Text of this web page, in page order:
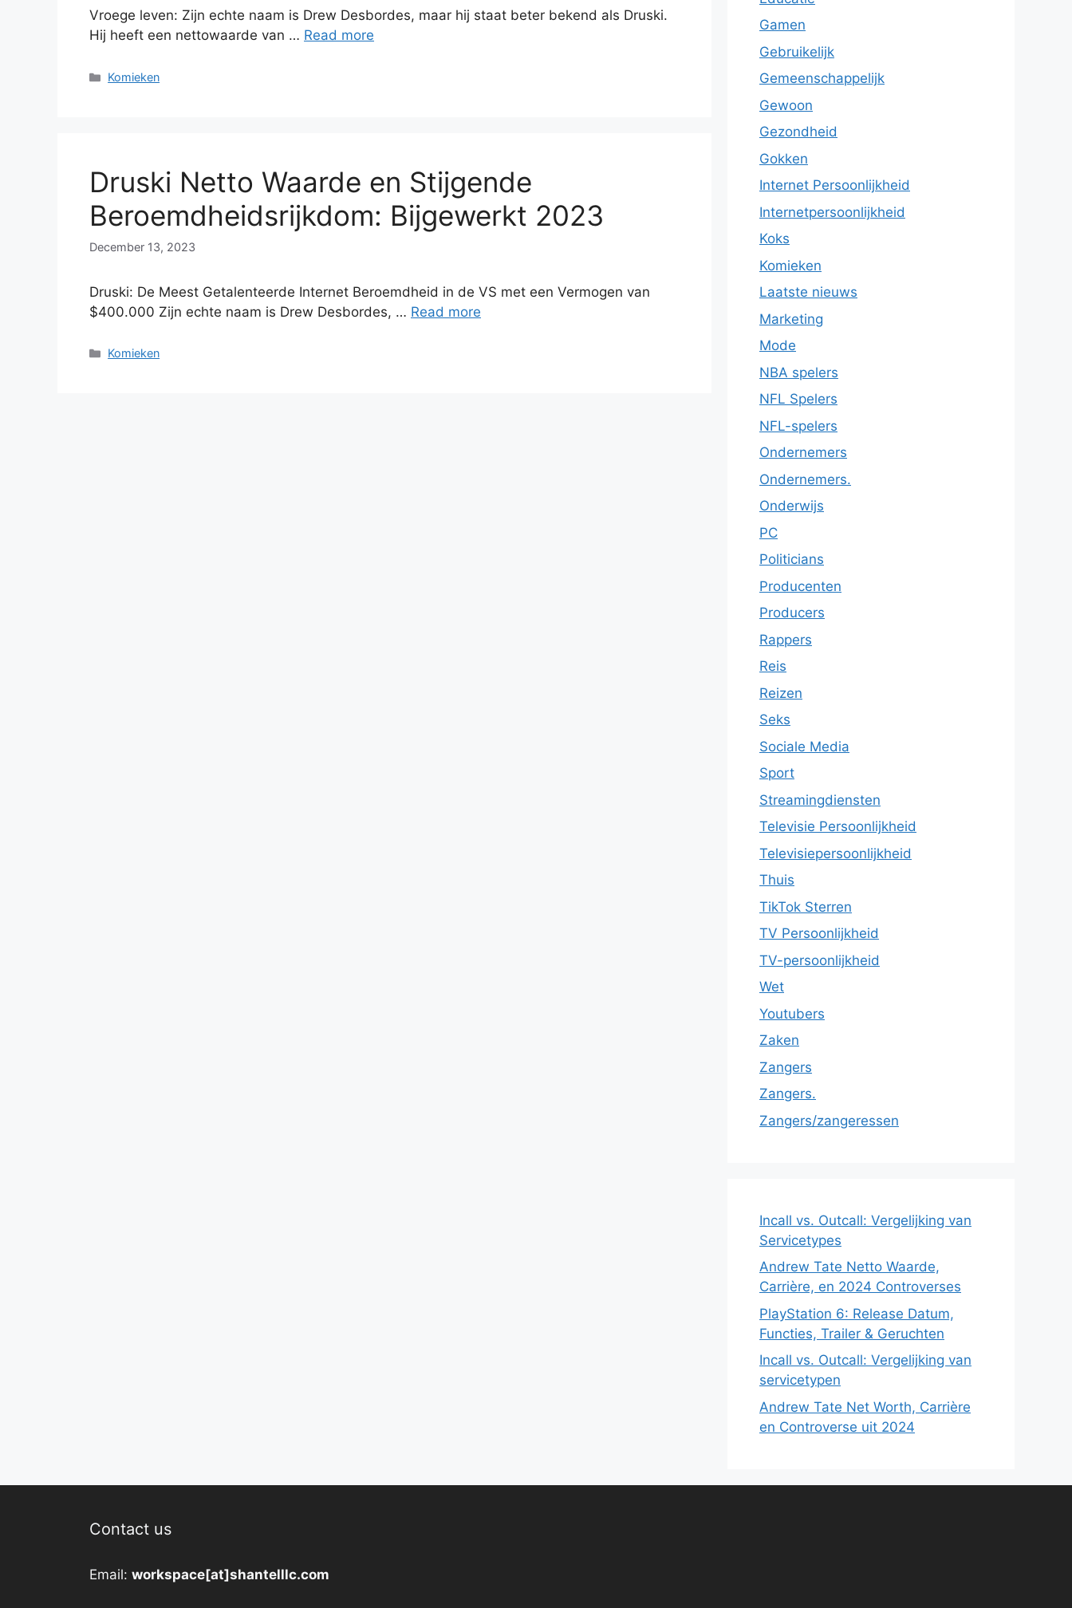
Vroege leven: Zijn echte naam is Drew Desbordes, maar hij staat beter bekend als Druski.
Hij heeft een nettowaarde van … Read more
Categories
Komieken
Druski Netto Waarde en Stijgende
Beroemdheidsrijkdom: Bijgewerkt 2023
December 13, 2023
Druski: De Meest Getalenteerde Internet Beroemdheid in de VS met een Vermogen van
$400.000 Zijn echte naam is Drew Desbordes, … Read more
Categories
Komieken
Gamen
Gebruikelijk
Gemeenschappelijk
Gewoon
Gezondheid
Gokken
Internet Persoonlijkheid
Internetpersoonlijkheid
Koks
Komieken
Laatste nieuws
Marketing
Mode
NBA spelers
NFL Spelers
NFL-spelers
Ondernemers
Ondernemers.
Onderwijs
PC
Politicians
Producenten
Producers
Rappers
Reis
Reizen
Seks
Sociale Media
Sport
Streamingdiensten
Televisie Persoonlijkheid
Televisiepersoonlijkheid
Thuis
TikTok Sterren
TV Persoonlijkheid
TV-persoonlijkheid
Wet
Youtubers
Zaken
Zangers
Zangers.
Zangers/zangeressen
Incall vs. Outcall: Vergelijking van
Servicetypes
Andrew Tate Netto Waarde,
Carrière, en 2024 Controverses
PlayStation 6: Release Datum,
Functies, Trailer & Geruchten
Incall vs. Outcall: Vergelijking van
servicetypen
Andrew Tate Net Worth, Carrière
en Controverse uit 2024
Contact us
Email: workspace[at]shantelllc.com